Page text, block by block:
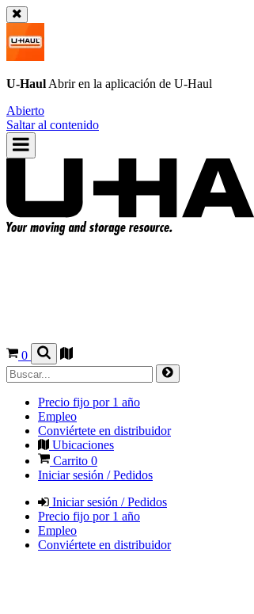
U-Haul Abrir en la aplicación de U-Haul
Abierto
Saltar al contenido
0
Precio fijo por 1 año
Empleo
Conviértete en distribuidor
Ubicaciones
Carrito 0
Iniciar sesión / Pedidos
Iniciar sesión / Pedidos
Precio fijo por 1 año
Empleo
Conviértete en distribuidor